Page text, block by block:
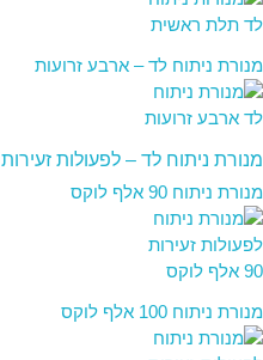
מנורת ניתוח לד – ארבע זרועות
מנורת ניתוח לד – לפעולות זעירות
מנורת ניתוח 90 אלף לוקס
מנורת ניתוח 100 אלף לוקס